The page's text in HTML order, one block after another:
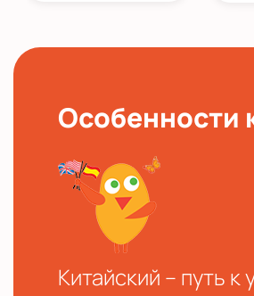
Особенности
Китайский – путь к